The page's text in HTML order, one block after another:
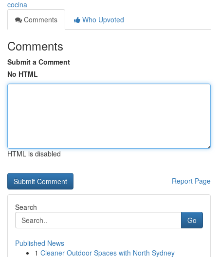
cocina
Comments
Who Upvoted
Comments
Submit a Comment
No HTML
HTML is disabled
Report Page
Search
Go
Published News
1 Cleaner Outdoor Spaces with North Sydney